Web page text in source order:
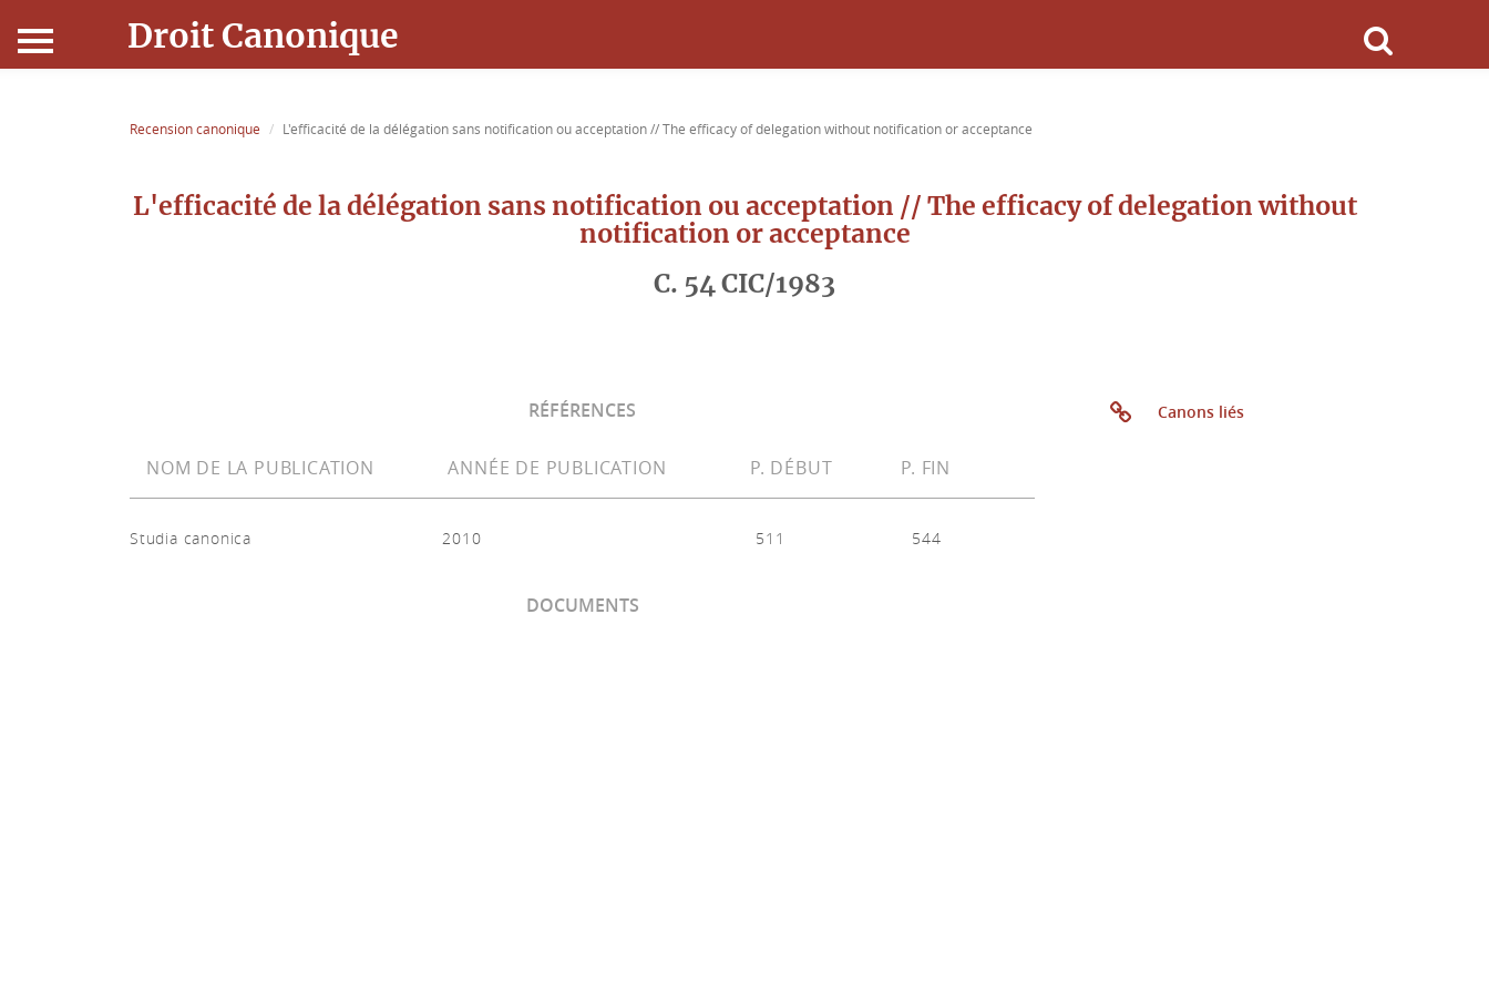
Droit Canonique
Ressources
Recension canonique L'efficacité de la délégation sans notification ou acceptation // The efficacy of delegation without notification or acceptance
L'efficacité de la délégation sans notification ou acceptation // The efficacy of delegation without
notification or acceptance
C. 54 CIC/1983
RÉFÉRENCES
NOM DE LA PUBLICATION ANNÉE DE PUBLICATION P. DÉBUT P. FIN
Studia canonica 2010 511 544
DOCUMENTS
Canons liés